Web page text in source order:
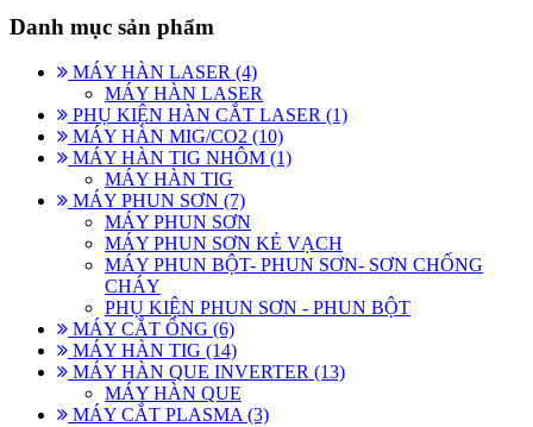
Danh mục sản phẩm
MÁY HÀN LASER (4)
MÁY HÀN LASER
PHỤ KIỆN HÀN CẮT LASER (1)
MÁY HÀN MIG/CO2 (10)
MÁY HÀN TIG NHÔM (1)
MÁY HÀN TIG
MÁY PHUN SƠN (7)
MÁY PHUN SƠN
MÁY PHUN SƠN KẺ VẠCH
MÁY PHUN BỘT- PHUN SƠN- SƠN CHỐNG
CHÁY
PHỤ KIỆN PHUN SƠN - PHUN BỘT
MÁY CẮT ỐNG (6)
MÁY HÀN TIG (14)
MÁY HÀN QUE INVERTER (13)
MÁY HÀN QUE
MÁY CẮT PLASMA (3)